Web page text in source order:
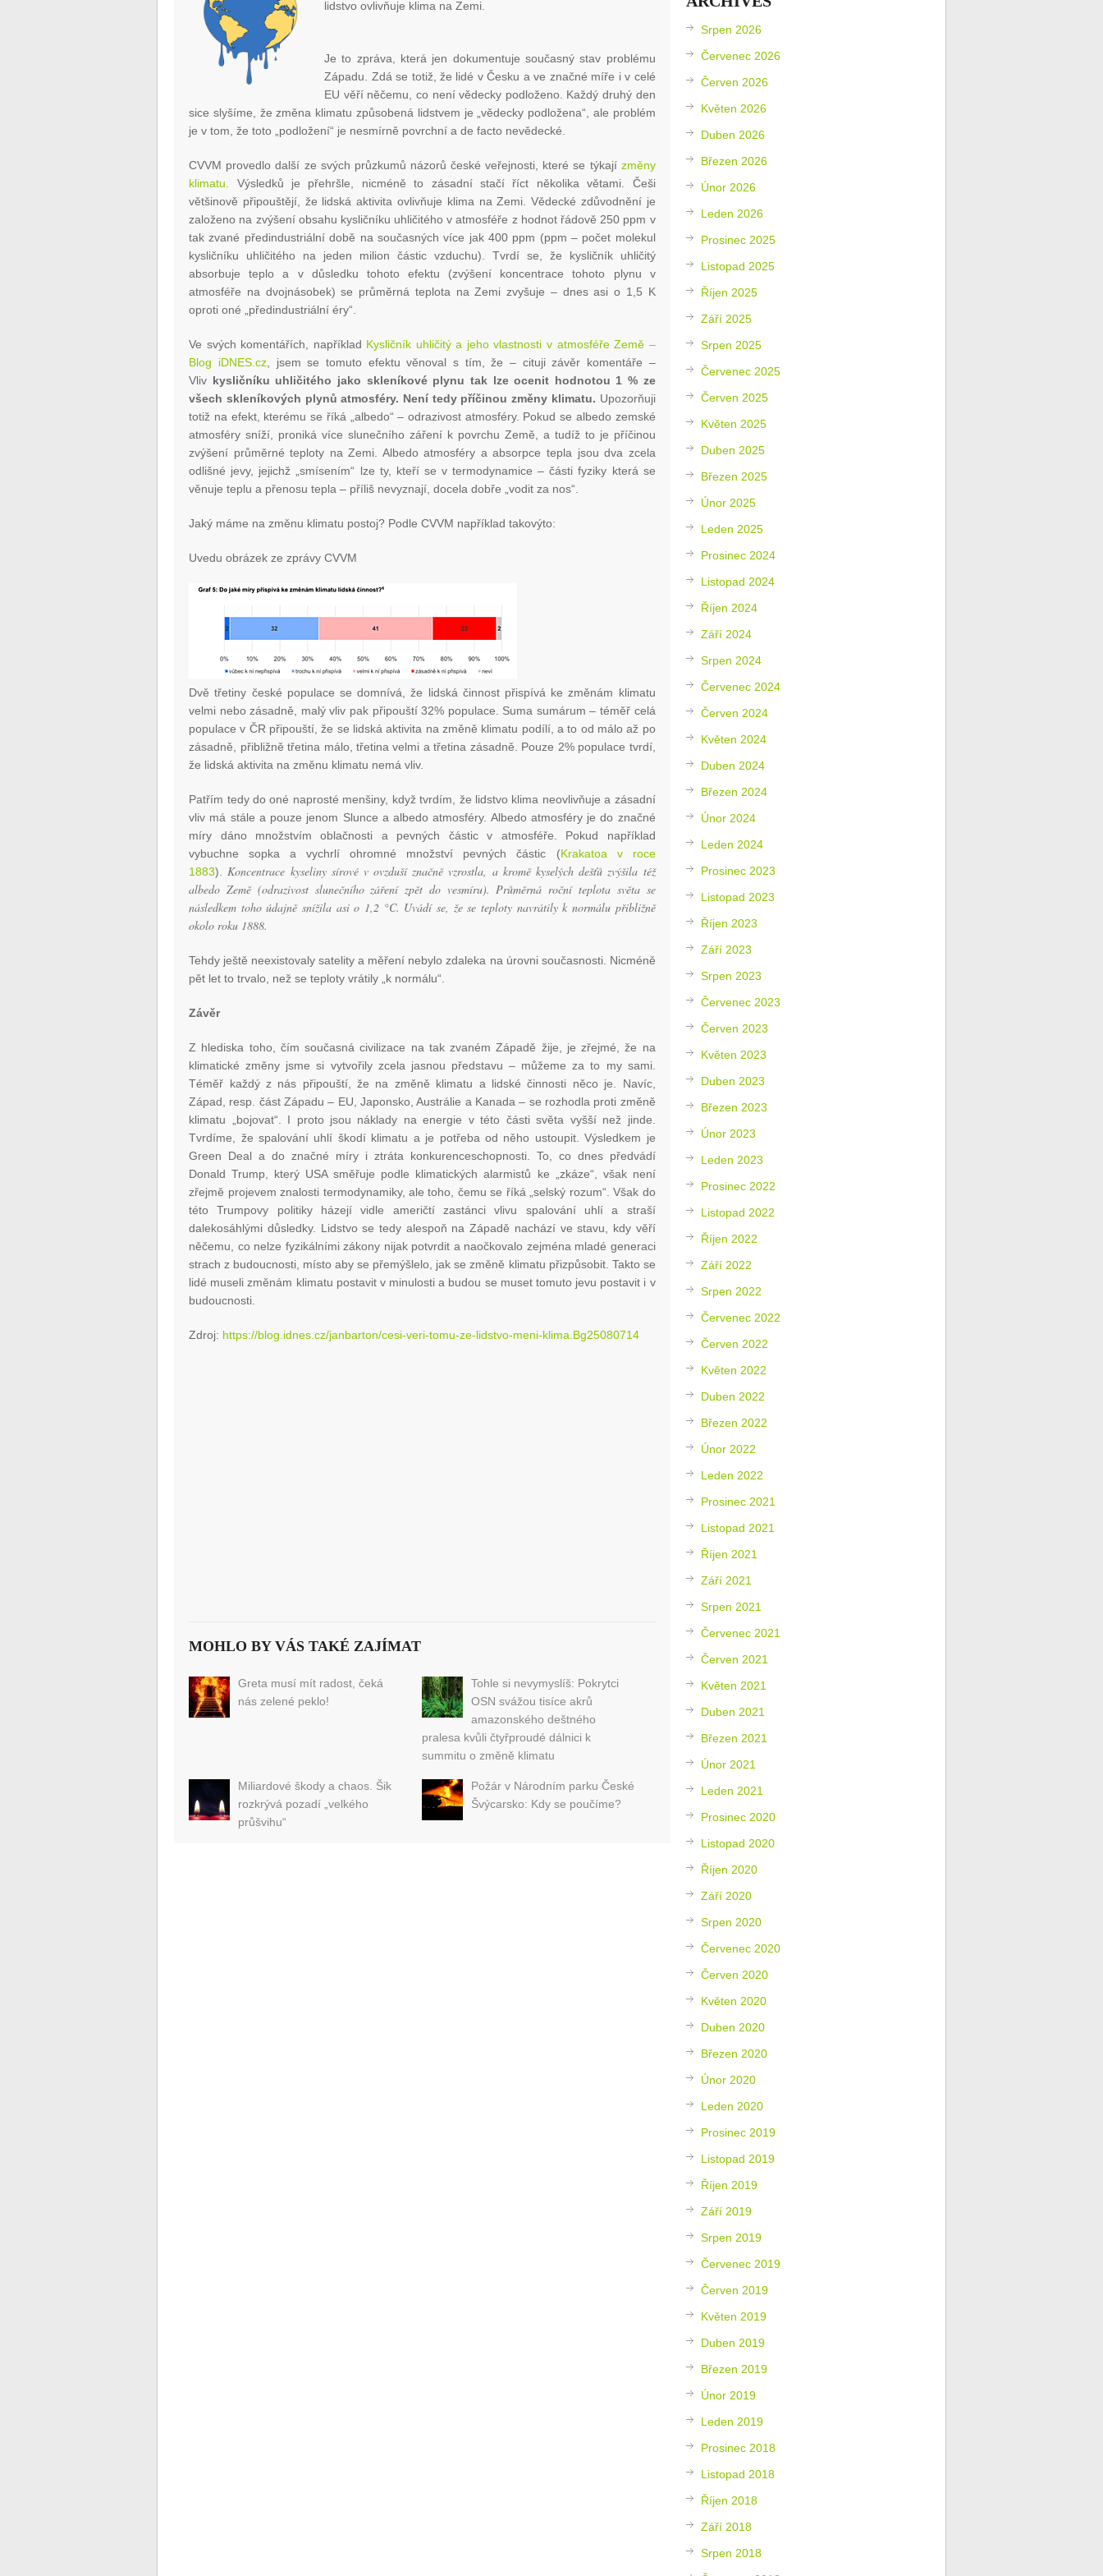
lidstvo ovlivňuje klima na Zemi.
Je to zpráva, která jen dokumentuje současný stav problému
Západu. Zdá se totiž, že lidé v Česku a ve značné míře i v celé
EU věří něčemu, co není vědecky podloženo. Každý druhý den
sice slyšíme, že změna klimatu způsobená lidstvem je „vědecky podložena“, ale problém
je v tom, že toto „podložení“ je nesmírně povrchní a de facto nevědecké.
CVVM provedlo další ze svých průzkumů názorů české veřejnosti, které se týkají změny
klimatu.
Výsledků je přehršle, nicméně to zásadní stačí říct několika větami. Češi
většinově připouštějí, že lidská aktivita ovlivňuje klima na Zemi. Vědecké zdůvodnění je
založeno na zvýšení obsahu kysličníku uhličitého v atmosféře z hodnot řádově 250 ppm v
tak zvané předindustriální době na současných více jak 400 ppm (ppm – počet molekul
kysličníku uhličitého na jeden milion částic vzduchu). Tvrdí se, že kysličník uhličitý
absorbuje teplo a v důsledku tohoto efektu (zvýšení koncentrace tohoto plynu v
atmosféře na dvojnásobek) se průměrná teplota na Zemi zvyšuje – dnes asi o 1,5 K
oproti oné „předindustriální éry“.
Ve svých komentářích, například Kysličník uhličitý a jeho vlastnosti v atmosféře Země –
Blog iDNES.cz, jsem se tomuto efektu věnoval s tím, že – cituji závěr komentáře –
Vliv kysličníku uhličitého jako skleníkové plynu tak lze ocenit hodnotou 1 % ze
všech skleníkových plynů atmosféry. Není tedy příčinou změny klimatu. Upozorňuji
totiž na efekt, kterému se říká „albedo“ – odrazivost atmosféry. Pokud se albedo zemské
atmosféry sníží, proniká více slunečního záření k povrchu Země, a tudíž to je příčinou
zvýšení průměrné teploty na Zemi. Albedo atmosféry a absorpce tepla jsou dva zcela
odlišné jevy, jejichž „smísením“ lze ty, kteří se v termodynamice – části fyziky která se
věnuje teplu a přenosu tepla – příliš nevyznají, docela dobře „vodit za nos“.
Jaký máme na změnu klimatu postoj? Podle CVVM například takovýto:
Uvedu obrázek ze zprávy CVVM
Dvě třetiny české populace se domnívá, že lidská činnost přispívá ke změnám klimatu
velmi nebo zásadně, malý vliv pak připouští 32% populace. Suma sumárum – téměř celá
populace v ČR připouští, že se lidská aktivita na změně klimatu podílí, a to od málo až po
zásadně, přibližně třetina málo, třetina velmi a třetina zásadně. Pouze 2% populace tvrdí,
že lidská aktivita na změnu klimatu nemá vliv.
Patřím tedy do oné naprosté menšiny, když tvrdím, že lidstvo klima neovlivňuje a zásadní
vliv má stále a pouze jenom Slunce a albedo atmosféry. Albedo atmosféry je do značné
míry dáno množstvím oblačnosti a pevných částic v atmosféře. Pokud například
vybuchne sopka a vychrlí ohromné množství pevných částic (Krakatoa v roce
1883). Koncentrace kyseliny sírové v ovzduší značně vzrostla, a kromě kyselých dešťů zvýšila též
albedo Země (odrazivost slunečního záření zpět do vesmíru). Průměrná roční teplota světa se
následkem toho údajně snížila asi o 1,2 °C. Uvádí se, že se teploty navrátily k normálu přibližně
okolo roku 1888.
Tehdy ještě neexistovaly satelity a měření nebylo zdaleka na úrovni současnosti. Nicméně
pět let to trvalo, než se teploty vrátily „k normálu“.
Závěr
Z hlediska toho, čím současná civilizace na tak zvaném Západě žije, je zřejmé, že na
klimatické změny jsme si vytvořily zcela jasnou představu – můžeme za to my sami.
Téměř každý z nás připouští, že na změně klimatu a lidské činnosti něco je. Navíc,
Západ, resp. část Západu – EU, Japonsko, Austrálie a Kanada – se rozhodla proti změně
klimatu „bojovat“. I proto jsou náklady na energie v této části světa vyšší než jinde.
Tvrdíme, že spalování uhlí škodí klimatu a je potřeba od něho ustoupit. Výsledkem je
Green Deal a do značné míry i ztráta konkurenceschopnosti. To, co dnes předvádí
Donald Trump, který USA směřuje podle klimatických alarmistů ke „zkáze“, však není
zřejmě projevem znalosti termodynamiky, ale toho, čemu se říká „selský rozum“. Však do
této Trumpovy politiky házejí vidle američtí zastánci vlivu spalování uhlí a straší
dalekosáhlými důsledky. Lidstvo se tedy alespoň na Západě nachází ve stavu, kdy věří
něčemu, co nelze fyzikálními zákony nijak potvrdit a naočkovalo zejména mladé generaci
strach z budoucnosti, místo aby se přemýšlelo, jak se změně klimatu přizpůsobit. Takto se
lidé museli změnám klimatu postavit v minulosti a budou se muset tomuto jevu postavit i v
budoucnosti.
Zdroj: https://blog.idnes.cz/janbarton/cesi-veri-tomu-ze-lidstvo-meni-klima.Bg25080714
MOHLO BY VÁS TAKÉ ZAJÍMAT
Greta musí mít radost, čeká
nás zelené peklo!
Tohle si nevymyslíš: Pokrytci
OSN svážou tisíce akrů
amazonského deštného
pralesa kvůli čtyřproudé dálnici k
summitu o změně klimatu
Miliardové škody a chaos. Šik
rozkrývá pozadí „velkého
průšvihu“
Požár v Národním parku České
Švýcarsko: Kdy se poučíme?
Srpen 2026
Červenec 2026
Červen 2026
Květen 2026
Duben 2026
Březen 2026
Únor 2026
Leden 2026
Prosinec 2025
Listopad 2025
Říjen 2025
Září 2025
Srpen 2025
Červenec 2025
Červen 2025
Květen 2025
Duben 2025
Březen 2025
Únor 2025
Leden 2025
Prosinec 2024
Listopad 2024
Říjen 2024
Září 2024
Srpen 2024
Červenec 2024
Červen 2024
Květen 2024
Duben 2024
Březen 2024
Únor 2024
Leden 2024
Prosinec 2023
Listopad 2023
Říjen 2023
Září 2023
Srpen 2023
Červenec 2023
Červen 2023
Květen 2023
Duben 2023
Březen 2023
Únor 2023
Leden 2023
Prosinec 2022
Listopad 2022
Říjen 2022
Září 2022
Srpen 2022
Červenec 2022
Červen 2022
Květen 2022
Duben 2022
Březen 2022
Únor 2022
Leden 2022
Prosinec 2021
Listopad 2021
Říjen 2021
Září 2021
Srpen 2021
Červenec 2021
Červen 2021
Květen 2021
Duben 2021
Březen 2021
Únor 2021
Leden 2021
Prosinec 2020
Listopad 2020
Říjen 2020
Září 2020
Srpen 2020
Červenec 2020
Červen 2020
Květen 2020
Duben 2020
Březen 2020
Únor 2020
Leden 2020
Prosinec 2019
Listopad 2019
Říjen 2019
Září 2019
Srpen 2019
Červenec 2019
Červen 2019
Květen 2019
Duben 2019
Březen 2019
Únor 2019
Leden 2019
Prosinec 2018
Listopad 2018
Říjen 2018
Září 2018
Srpen 2018